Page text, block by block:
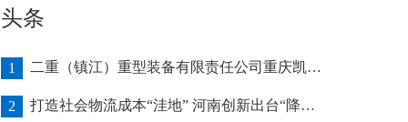
头条
1 二重（镇江）重型装备有限责任公司重庆凯瑞项目发运助力海上风电产业发展
2 打造社会物流成本“洼地” 河南创新出台“降本16条”